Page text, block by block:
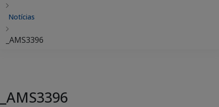
Notícias
_AMS3396
_AMS3396